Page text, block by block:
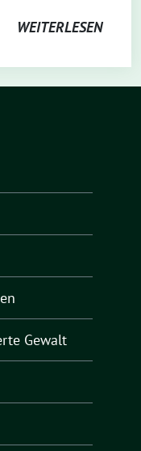
WEITERLESEN
Gewalt